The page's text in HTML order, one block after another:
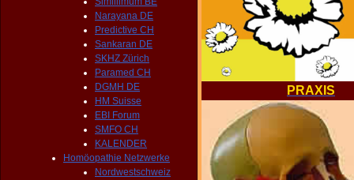
Narayana DE
Predictive CH
Sankaran DE
SKHZ Zürich
Paramed CH
DGMH DE
HM Suisse
EBI Forum
SMFO CH
KALENDER
Homöopathie Netzwerke
Nordwestschweiz
PRAXIS